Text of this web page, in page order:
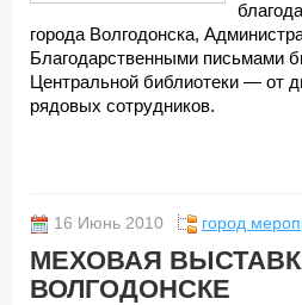
города Волгодонска,
Благодарственными письмами
Центральной библиотеки — от
рядовых сотрудников.
16 Июнь 2010 город
МЕХОВАЯ
ВОЛГОДОНСКЕ